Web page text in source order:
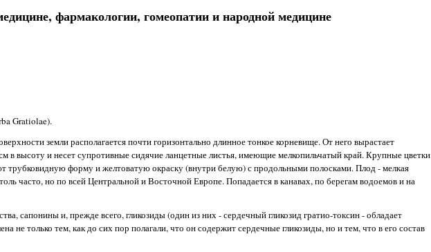
фармакологии, гомеопатии и народной медицине
Gratiolae).
земли располагается почти горизонтально длинное тонкое корневище. От него вырастает
в высоту и несет супротивные сидячие ланцетные листья, имеющие мелкопильчатый край. Крупные цветки
трубковидную форму и желтоватую окраску (внутри белую) с продольными полосками. Плод - мелкая
часто, но по всей Центральной и Восточной Европе. Попадается в канавах, по берегам водоемов и на
сапонины и, прежде всего, гликозиды (один из них - сердечный гликозид гратио-токсин - обладает
не только тем, как до сих пор полагали, что он содержит сердечные гликозиды, но и тем, что в его состав